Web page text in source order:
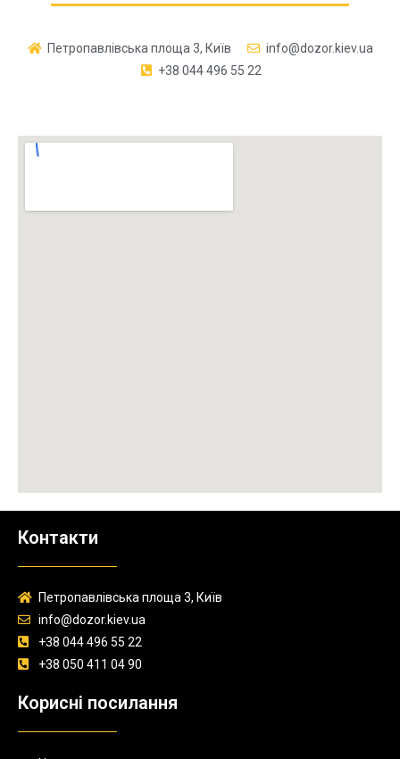
Петропавлівська площа 3, Київ
info@dozor.kiev.ua
+38 044 496 55 22
Контакти
Петропавлівська площа 3, Київ
info@dozor.kiev.ua
+38 044 496 55 22
+38 050 411 04 90
Корисні посилання